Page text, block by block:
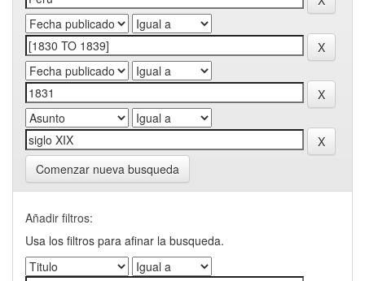
Comenzar nueva busqueda
Añadir filtros:
Usa los filtros para afinar la busqueda.